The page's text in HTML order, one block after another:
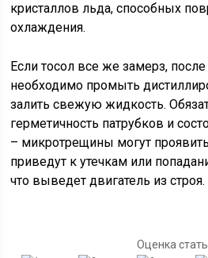
кристаллов льда, способных
охлаждения.
Если тосол все же замерз, после
необходимо промыть
залить свежую жидкость.
герметичность патрубков и
– микротрещины могут
приведут к утечкам или
что выведет двигатель из строя.
Оценка